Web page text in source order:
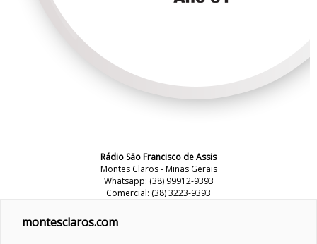
Rádio São Francisco de Assis
Montes Claros - Minas Gerais
Whatsapp: (38) 99912-9393
Comercial: (38) 3223-9393
montesclaros.com